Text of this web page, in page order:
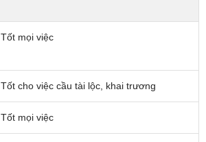
Tốt mọi việc
Tốt cho việc cầu tài lộc, khai trương
Tốt mọi việc